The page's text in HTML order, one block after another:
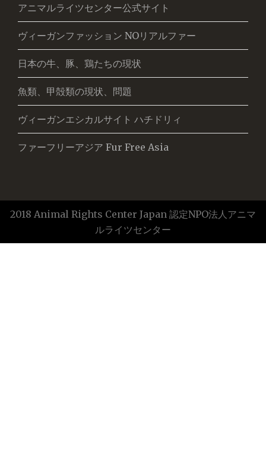
アニマルライツセンター公式サイト
ヴィーガンファッション NOリアルファー
日本の牛、豚、鶏たちの現状
魚類、甲殻類の現状、問題
ヴィーガンエシカルサイト ハチドリィ
ファーフリーアジア Fur Free Asia
2018 Animal Rights Center Japan 認定NPO法人アニマ
ルライツセンター